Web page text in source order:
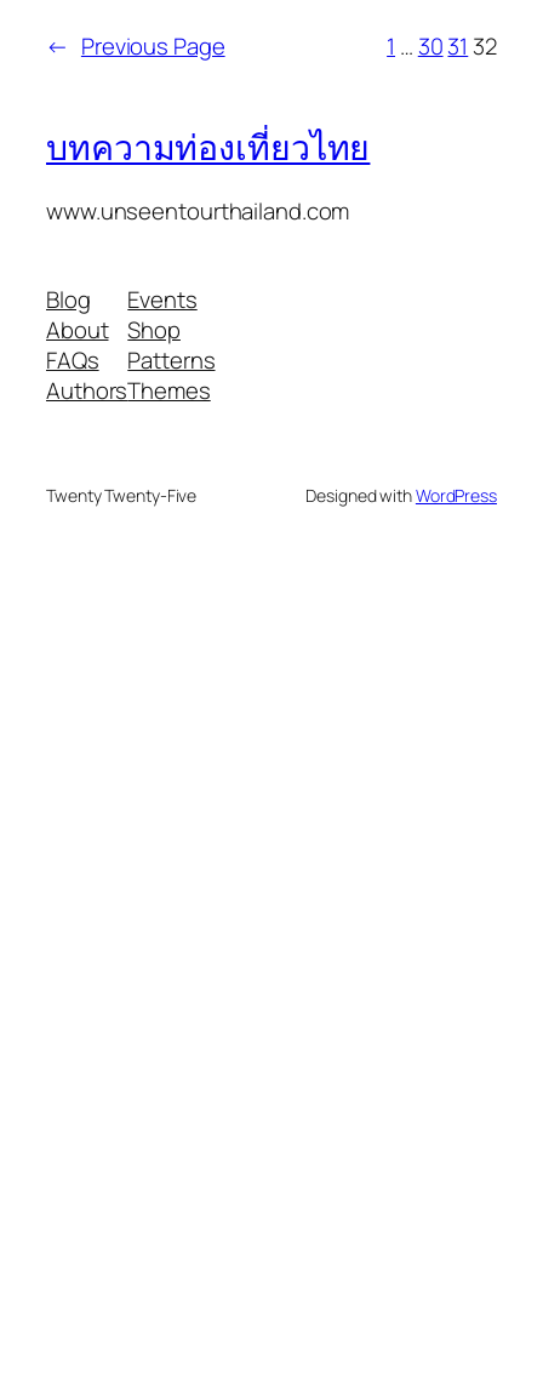
← Previous Page 1 … 3031 32
บทความท่องเที่ยวไทย
www.unseentourthailand.com
Blog
About
FAQs
Authors
Events
Shop
Patterns
Themes
Twenty Twenty-Five Designed withWordPress